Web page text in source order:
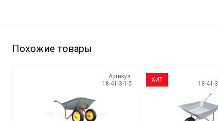
Похожие товары
Артикул:
18-41-3-1-5
ХИТ
18-41-